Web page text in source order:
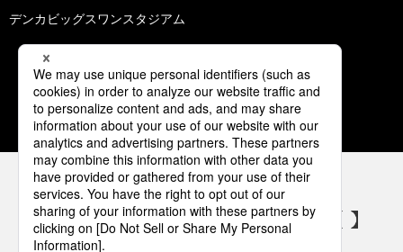
デンカビッグスワンスタジアム
1 2 3 4 5
パナソニックの電気設備 SNSアカウント